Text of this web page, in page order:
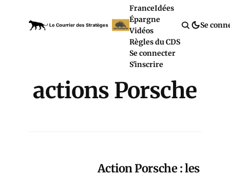
FranceIdées
Épargne
Vidéos
Règles du CDS
Se connecter
S'inscrire
Se
actions Porsche
Action Porsche : les